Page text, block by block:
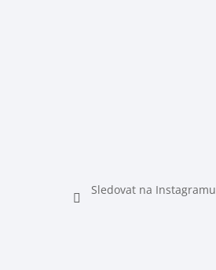
Sledovat na Instagramu